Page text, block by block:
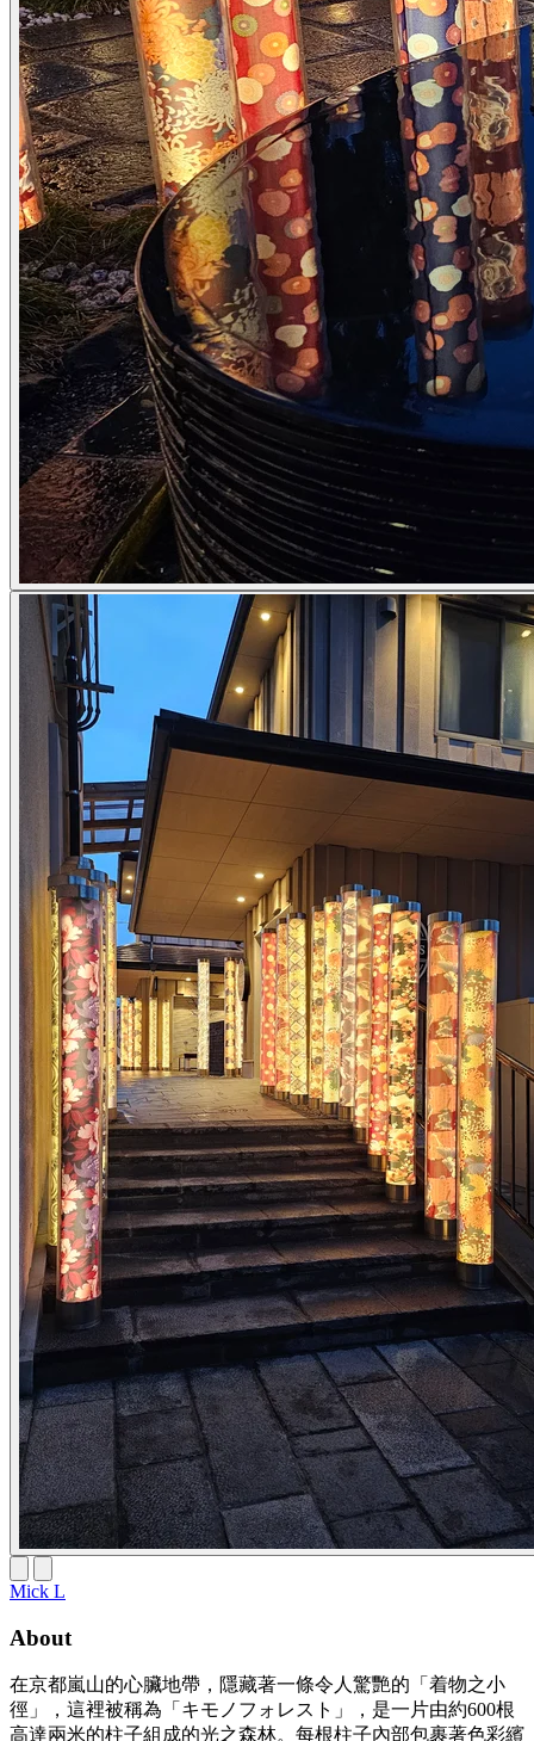
Mick L
About
在京都嵐山的心臟地帶，隱藏著一條令人驚艷的「着物之小
徑」，這裡被稱為「キモノフォレスト」，是一片由約600根
高達兩米的柱子組成的光之森林。每根柱子內部包裹著色彩繽